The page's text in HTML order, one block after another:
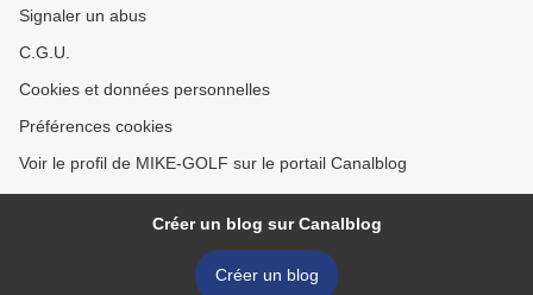
Signaler un abus
C.G.U.
Cookies et données personnelles
Préférences cookies
Voir le profil de MIKE-GOLF sur le portail Canalblog
Créer un blog sur Canalblog
Créer un blog